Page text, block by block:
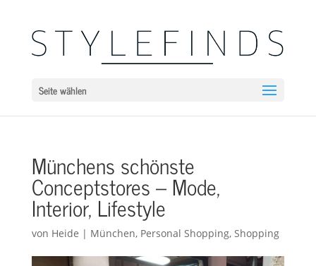
Seite wählen
Münchens schönste
Conceptstores – Mode,
Interior, Lifestyle
von Heide | München, Personal Shopping, Shopping